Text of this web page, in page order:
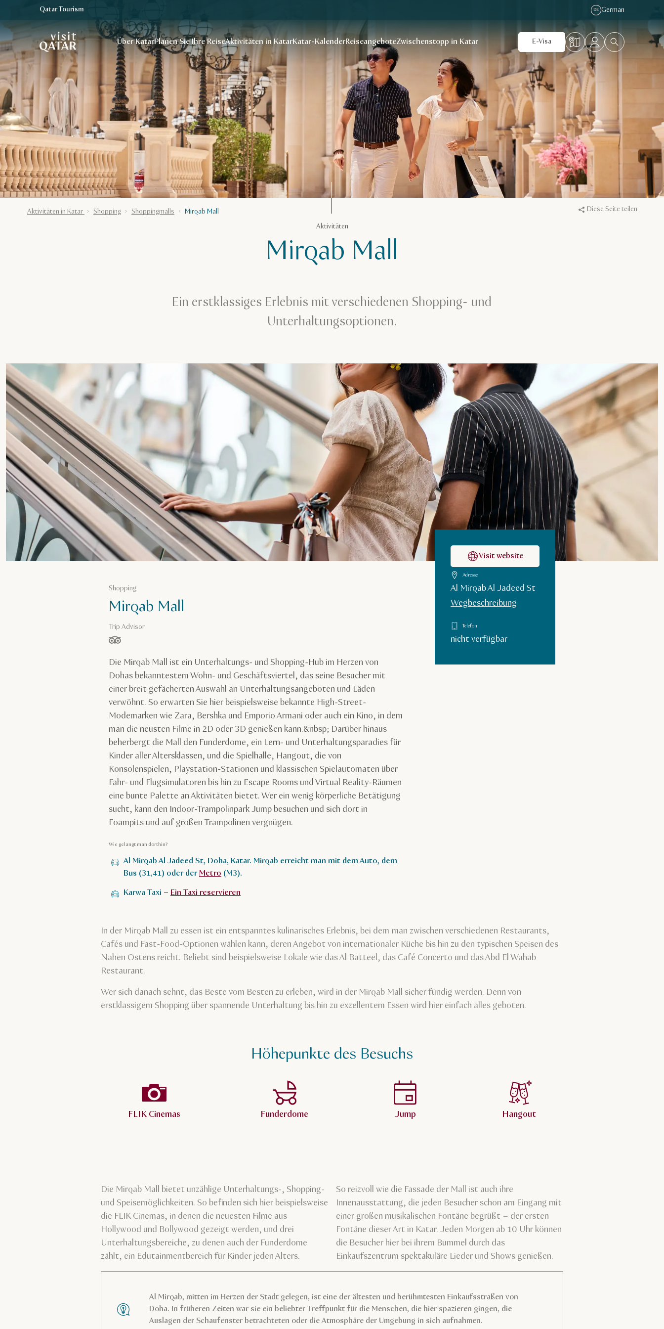
VisitQatar Homepage
Qatar Tourism DE German
Über KatarPlanen Sie Ihre ReiseAktivitäten in KatarKatar-KalenderReiseangeboteZwischenstopp in Katar E-Visa
Aktivitäten in Katar Shopping Shoppingmalls Mirqab Mall
Diese Seite teilen
Aktivitäten
Mirqab Mall
Ein erstklassiges Erlebnis mit verschiedenen Shopping- und
Unterhaltungsoptionen.
Shopping
Mirqab Mall
Trip Advisor
von 5 Sternen, basierend auf
Die Mirqab Mall ist ein Unterhaltungs- und Shopping-Hub im Herzen von
Dohas bekanntestem Wohn- und Geschäftsviertel, das seine Besucher mit
einer breit gefächerten Auswahl an Unterhaltungsangeboten und Läden
verwöhnt. So erwarten Sie hier beispielsweise bekannte High-Street-
Modemarken wie Zara, Bershka und Emporio Armani oder auch ein Kino, in dem
man die neusten Filme in 2D oder 3D genießen kann.&nbsp; Darüber hinaus
beherbergt die Mall den Funderdome, ein Lern- und Unterhaltungsparadies für
Kinder aller Altersklassen, und die Spielhalle, Hangout, die von
Konsolenspielen, Playstation-Stationen und klassischen Spielautomaten über
Fahr- und Flugsimulatoren bis hin zu Escape Rooms und Virtual Reality-Räumen
eine bunte Palette an Aktivitäten bietet. Wer ein wenig körperliche Betätigung
sucht, kann den Indoor-Trampolinpark Jump besuchen und sich dort in
Foampits und auf großen Trampolinen vergnügen.
Wie gelangt man dorthin?
Al Mirqab Al Jadeed St, Doha, Katar. Mirqab erreicht man mit dem Auto, dem
Bus (31,41) oder derMetro (M3).
Karwa Taxi – Ein Taxi reservieren
Visit website
Adresse
Al Mirqab Al Jadeed St
Wegbeschreibung
Telefon
nicht verfügbar
In der Mirqab Mall zu essen ist ein entspanntes kulinarisches Erlebnis, bei dem man zwischen verschiedenen Restaurants,
Cafés und Fast-Food-Optionen wählen kann, deren Angebot von internationaler Küche bis hin zu den typischen Speisen des
Nahen Ostens reicht. Beliebt sind beispielsweise Lokale wie das Al Batteel, das Café Concerto und das Abd El Wahab
Restaurant.
Wer sich danach sehnt, das Beste vom Besten zu erleben, wird in der Mirqab Mall sicher fündig werden. Denn von
erstklassigem Shopping über spannende Unterhaltung bis hin zu exzellentem Essen wird hier einfach alles geboten.
Höhepunkte des Besuchs
FLIK Cinemas Funderdome Jump Hangout
Die Mirqab Mall bietet unzählige Unterhaltungs-, Shopping-
und Speisemöglichkeiten. So befinden sich hier beispielsweise
die FLIK Cinemas, in denen die neuesten Filme aus
Hollywood und Bollywood gezeigt werden, und drei
Unterhaltungsbereiche, zu denen auch der Funderdome
zählt, ein Edutainmentbereich für Kinder jeden Alters.
So reizvoll wie die Fassade der Mall ist auch ihre
Innenausstattung, die jeden Besucher schon am Eingang mit
einer großen musikalischen Fontäne begrüßt – der ersten
Fontäne dieser Art in Katar. Jeden Morgen ab 10 Uhr können
die Besucher hier bei ihrem Bummel durch das
Einkaufszentrum spektakuläre Lieder und Shows genießen.
Al Mirqab, mitten im Herzen der Stadt gelegen, ist eine der ältesten und berühmtesten Einkaufsstraßen von
Doha. In früheren Zeiten war sie ein beliebter Treffpunkt für die Menschen, die hier spazieren gingen, die
Auslagen der Schaufenster betrachteten oder die Atmosphäre der Umgebung in sich aufnahmen.